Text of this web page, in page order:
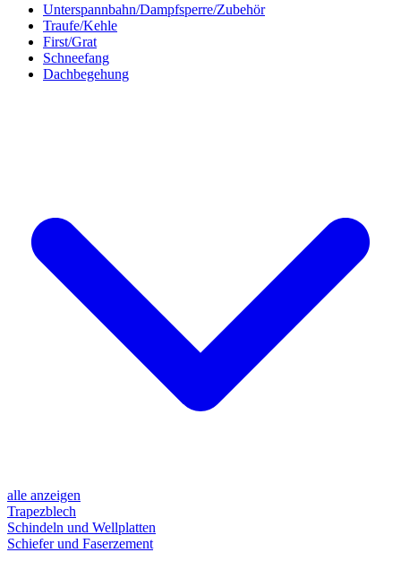
Unterspannbahn/Dampfsperre/Zubehör
Traufe/Kehle
First/Grat
Schneefang
Dachbegehung
alle anzeigen
Trapezblech
Schindeln und Wellplatten
Schiefer und Faserzement